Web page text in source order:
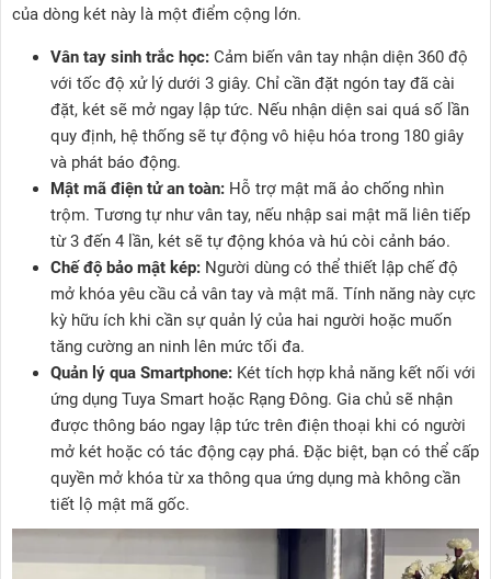
của dòng két này là một điểm cộng lớn.
Vân tay sinh trắc học: Cảm biến vân tay nhận diện 360 độ
với tốc độ xử lý dưới 3 giây. Chỉ cần đặt ngón tay đã cài
đặt, két sẽ mở ngay lập tức. Nếu nhận diện sai quá số lần
quy định, hệ thống sẽ tự động vô hiệu hóa trong 180 giây
và phát báo động.
Mật mã điện tử an toàn: Hỗ trợ mật mã ảo chống nhìn
trộm. Tương tự như vân tay, nếu nhập sai mật mã liên tiếp
từ 3 đến 4 lần, két sẽ tự động khóa và hú còi cảnh báo.
Chế độ bảo mật kép: Người dùng có thể thiết lập chế độ
mở khóa yêu cầu cả vân tay và mật mã. Tính năng này cực
kỳ hữu ích khi cần sự quản lý của hai người hoặc muốn
tăng cường an ninh lên mức tối đa.
Quản lý qua Smartphone: Két tích hợp khả năng kết nối với
ứng dụng Tuya Smart hoặc Rạng Đông. Gia chủ sẽ nhận
được thông báo ngay lập tức trên điện thoại khi có người
mở két hoặc có tác động cạy phá. Đặc biệt, bạn có thể cấp
quyền mở khóa từ xa thông qua ứng dụng mà không cần
tiết lộ mật mã gốc.